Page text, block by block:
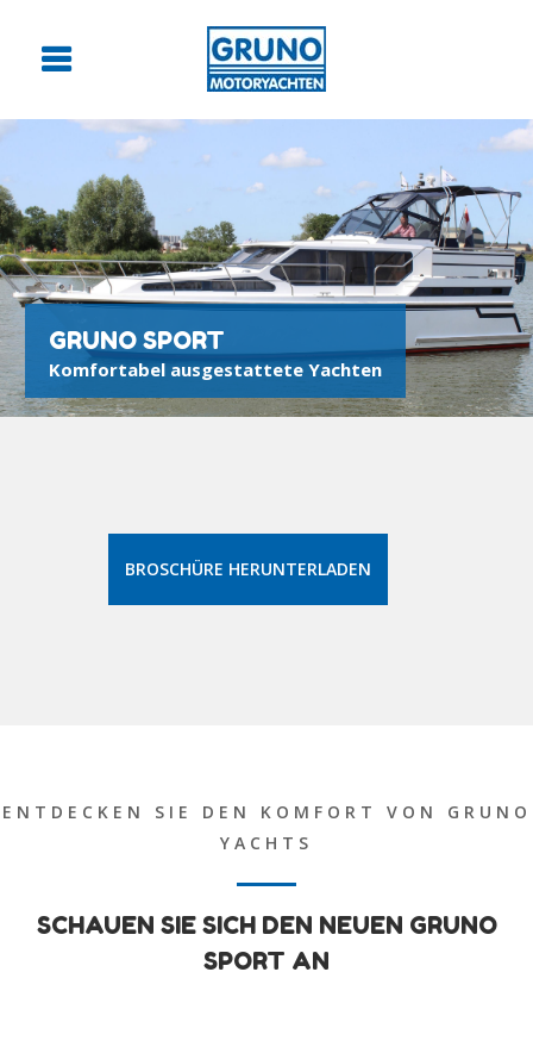
GRUNO SPORT
Komfortabel ausgestattete Yachten
BROSCHÜRE HERUNTERLADEN
ENTDECKEN SIE DEN KOMFORT VON GRUNO
YACHTS
SCHAUEN SIE SICH DEN NEUEN GRUNO
SPORT AN